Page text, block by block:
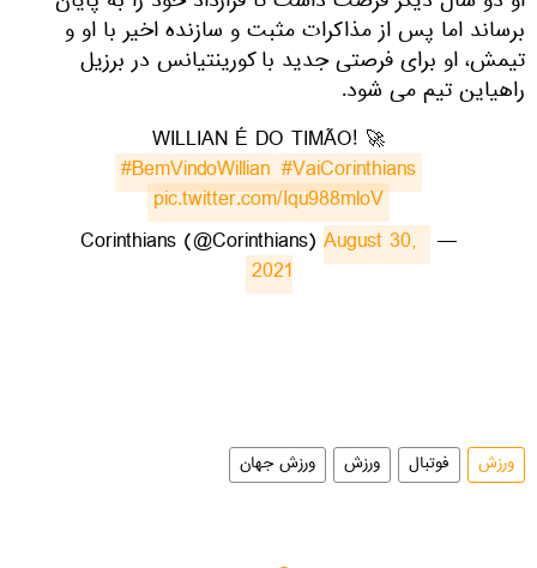
برساند اما پس از مذاکرات مثبت و سازنده اخیر با او و
تیمش، او برای فرصتی جدید با کورینتیانس در برزیل
راهیاین تیم می شود.
WILLIAN É DO TIMÃO! 🚀
#BemVindoWillian #VaiCorinthians
pic.twitter.com/Iqu988mloV
— Corinthians (@Corinthians)
August 30,
2021
ورزش فوتبال ورزش ورزش جهان